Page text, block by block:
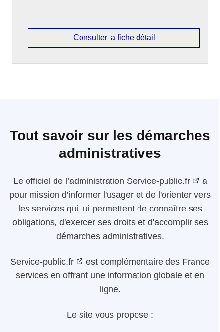
Consulter la fiche détail
Tout savoir sur les démarches
administratives
Le officiel de l’administration Service-public.fr
a
pour mission d'informer l'usager et de l'orienter vers
les services qui lui permettent de connaître ses
obligations, d'exercer ses droits et d'accomplir ses
démarches administratives.
Service-public.fr
est complémentaire des France
services en offrant une information globale et en
ligne.
Le site vous propose :